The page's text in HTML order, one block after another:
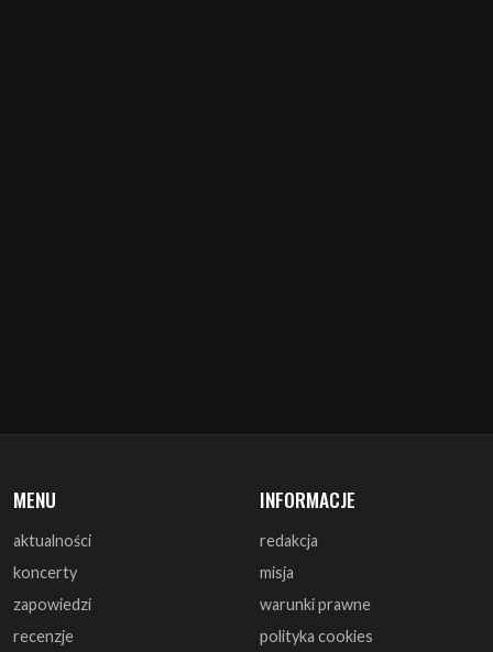
MENU
aktualności
koncerty
zapowiedzi
recenzje
INFORMACJE
redakcja
misja
warunki prawne
polityka cookies